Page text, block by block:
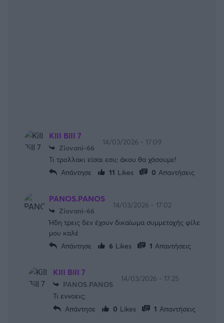
KiII BiII 7
Ziovani-66
14/03/2026 - 17:09
Τι τρολλακι είσαι εσυ; άκου θα χάσουμε!
Απάντησε
11 Likes 0 Απαντήσεις
PANOS.PANOS
Ziovani-66
14/03/2026 - 17:02
Ήδη τρεις δεν έχουν δικαίωμα συμμετοχής φίλε
μου καλέ
Απάντησε
6 Likes 1 Απαντήσεις
KiII BiII 7
PANOS.PANOS
14/03/2026 - 17:25
Τι εννοεις;
Απάντησε
0 Likes 1 Απαντήσεις